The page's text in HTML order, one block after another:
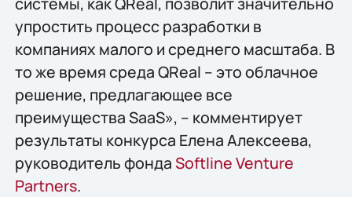
упростить процесс разработки в
компаниях малого и среднего масштаба. В
то же время среда QReal – это облачное
решение, предлагающее все
преимущества SaaS», – комментирует
результаты конкурса Елена Алексеева,
руководитель фондаSoftline Venture
Partners.